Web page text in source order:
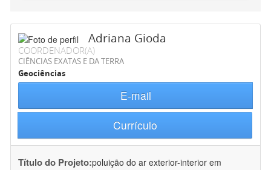
Adriana Gioda
COORDENADOR(A)
CIÊNCIAS EXATAS E DA TERRA
Geociências
E-mail
Currículo
Título do Projeto:poluição do ar exterior-interior em